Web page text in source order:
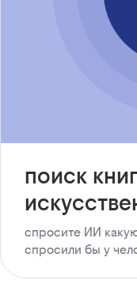
поиск
спросите ИИ
спросили бы у